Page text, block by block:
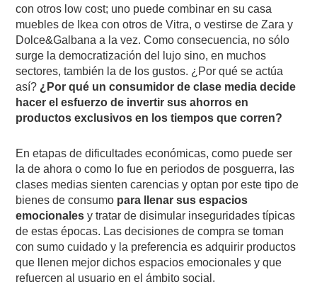
con otros low cost; uno puede combinar en su casa
muebles de Ikea con otros de Vitra, o vestirse de Zara y
Dolce&Galbana a la vez. Como consecuencia, no sólo
surge la democratización del lujo sino, en muchos
sectores, también la de los gustos. ¿Por qué se actúa
así? ¿Por qué un consumidor de clase media decide
hacer el esfuerzo de invertir sus ahorros en
productos exclusivos en los tiempos que corren?
En etapas de dificultades económicas, como puede ser
la de ahora o como lo fue en periodos de posguerra, las
clases medias sienten carencias y optan por este tipo de
bienes de consumo para llenar sus espacios
emocionales y tratar de disimular inseguridades típicas
de estas épocas. Las decisiones de compra se toman
con sumo cuidado y la preferencia es adquirir productos
que llenen mejor dichos espacios emocionales y que
refuercen al usuario en el ámbito social.